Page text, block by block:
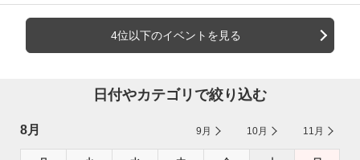
4位以下のイベントを見る
日付やカテゴリで絞り込む
8月 9月 10月 11月